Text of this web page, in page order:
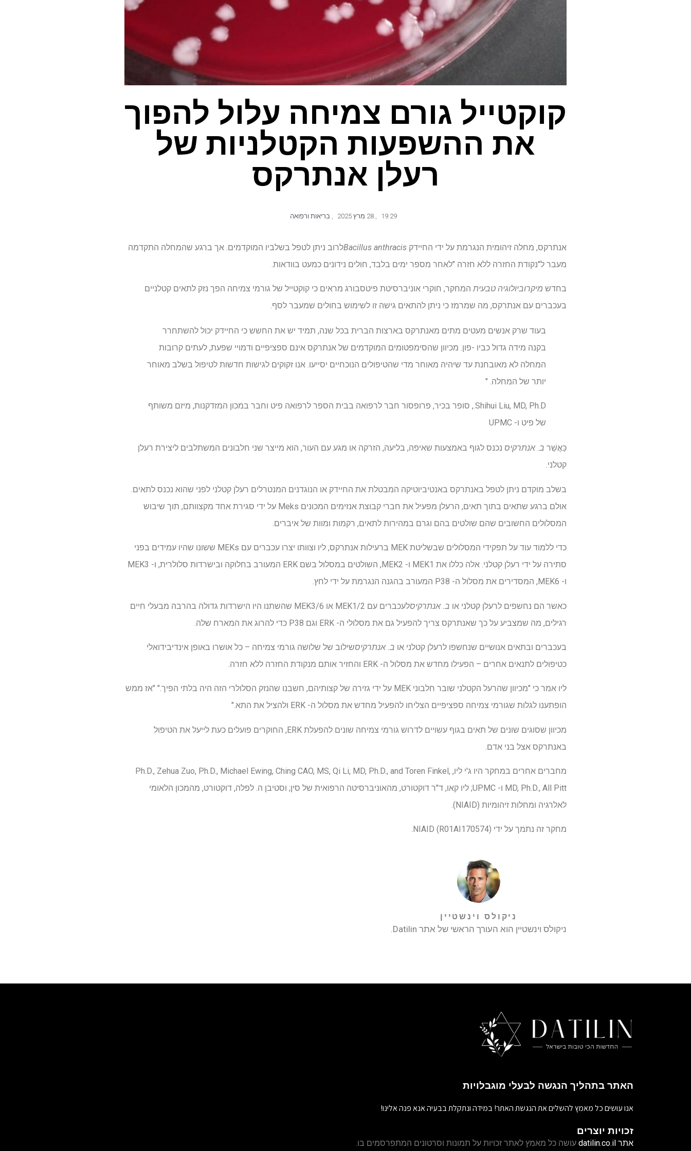
קוקטייל גורם צמיחה עלול להפוך
את ההשפעות הקטלניות של
רעלן אנתרקס
19:29
,
, בריאות ורפואה
אנתרקס, מחלה זיהומית הנגרמת על ידי החיידק Bacillus anthracisלרוב ניתן לטפל בשלביו המוקדמים. אך ברגע שהמחלה התקדמה
מעבר ל"נקודת החזרה ללא חזרה "לאחר מספר ימים בלבד, חולים נידונים כמעט בוודאות.
בחדש מיקרוביולוגיה טבעית המחקר, חוקרי אוניברסיטת פיטסבורג מראים כי קוקטייל של גורמי צמיחה הפך נזק לתאים קטלניים
בעכברים עם אנתרקס, מה שמרמז כי ניתן להתאים גישה זו לשימוש בחולים שמעבר לסף.
בעוד שרק אנשים מעטים מתים מאנתרקס בארצות הברית בכל שנה, תמיד יש את החשש כי החיידק יכול להשתחרר
בקנה מידה גדול כביו -פון. מכיוון שהסימפטומים המוקדמים של אנתרקס אינם ספציפיים ודמויי שפעת, לעתים קרובות
המחלה לא מאובחנת עד שיהיה מאוחר מדי שהטיפולים הנוכחיים יסייעו. אנו זקוקים לגישות חדשות לטיפול בשלב מאוחר
יותר של המחלה. "
Shihui Liu, MD, Ph.D., סופר בכיר, פרופסור חבר לרפואה בבית הספר לרפואה פיט וחבר במכון המזדקנות, מיזם משותף
של פיט ו- UPMC
כַּאֲשֵׁר ב. אנתרקיס נכנס לגוף באמצעות שאיפה, בליעה, הזרקה או מגע עם העור, הוא מייצר שני חלבונים המשתלבים ליצירת רעלן
קטלני.
בשלב מוקדם ניתן לטפל באנתרקס באנטיביוטיקה המבטלת את החיידק או הנוגדנים המנטרלים רעלן קטלני לפני שהוא נכנס לתאים.
אולם ברגע שתאים בתוך תאים, הרעלן מפעיל את חברי קבוצת אנזימים המכונים Meks על ידי סגירת אחד מקצוותם, תוך שיבוש
המסלולים החשובים שהם שולטים בהם וגרם במהירות לתאים, רקמות ומוות של איברים.
כדי ללמוד עוד על תפקידי המסלולים שבשליטת MEK ברעילות אנתרקס, ליו וצוותו יצרו עכברים עם MEKs ששונו שהיו עמידים בפני
סתירה על ידי רעלן קטלני. אלה כללו את MEK1 ו- MEK2, השולטים במסלול בשם ERK המעורב בחלוקה ובישרדות סלולרית, ו- MEK3
ו- MEK6, המסדירים את מסלול ה- P38 המעורב בהגנה הנגרמת על ידי לחץ.
כאשר הם נחשפים לרעלן קטלני או ב. אנתרקיס
לעכברים עם MEK1/2 או MEK3/6 שהשתנו היו הישרדות גדולה בהרבה מבעלי חיים
רגילים, מה שמצביע על כך שאנתרקס צריך להפעיל גם את מסלולי ה- ERK וגם P38 כדי להרוג את המארח שלה.
בעכברים ובתאים אנושיים שנחשפו לרעלן קטלני או ב. אנתרקיסשילוב של שלושה גורמי צמיחה – כל אושרו באופן אינדיבידואלי
כטיפולים לתנאים אחרים – הפעילו מחדש את מסלול ה- ERK והחזיר אותם מנקודת החזרה ללא חזרה.
ליו אמר כי "מכיוון שהרעל הקטלני שובר חלבוני MEK על ידי גזירה של קצותיהם, חשבנו שהנזק הסלולרי הזה היה בלתי הפיך." "אז ממש
הופתענו לגלות שגורמי צמיחה ספציפיים הצליחו להפעיל מחדש את מסלול ה- ERK ולהציל את התא."
מכיוון שסוגים שונים של תאים בגוף עשויים לדרוש גורמי צמיחה שונים להפעלת ERK,
החוקרים פועלים כעת לייעל את הטיפול
באנתרקס אצל בני אדם.
מחברים אחרים במחקר היו ג'י ליו, Ph.D., Zehua Zuo, Ph.D., Michael Ewing, Ching CAO, MS, Qi Li, MD, Ph.D., and Toren Finkel,
MD, Ph.D., All Pitt ו- UPMC; ליו קאו, ד"ר דוקטורט, מהאוניברסיטה הרפואית של סין; וסטיבן ה. לפלה, דוקטורט, מהמכון הלאומי
לאלרגיה ומחלות זיהומיות (NIAID).
מחקר זה נתמך על ידי NIAID (R01AI170574).
ניקולס וינשטיין
ניקולס וינשטיין הוא העורך הראשי של אתר Datilin.
האתר בתהליך הנגשה לבעלי מוגבלויות
אנו עושים כל מאמץ להשלים את הנגשת האתר! במידה ונתקלת בבעיה אנא פנה אלינו!
זכויות יוצרים
אתר datilin.co.il עושה כל מאמץ לאתר זכויות על תמונות וסרטונים המתפרסמים בו.